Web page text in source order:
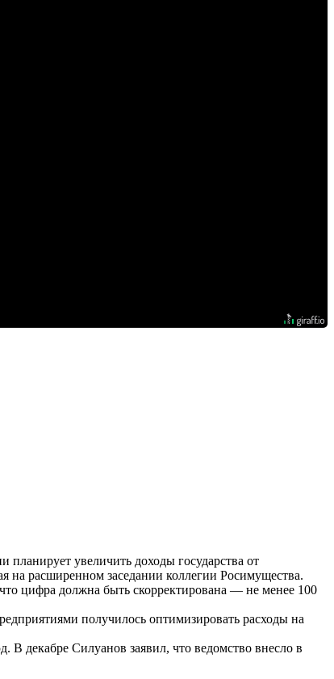
планирует увеличить доходы государства от
на расширенном заседании коллегии Росимущества.
цифра должна быть скорректирована — не менее 100
получилось оптимизировать расходы на
декабре Силуанов заявил, что ведомство внесло в